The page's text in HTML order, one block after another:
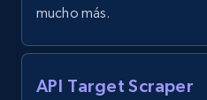
mucho más.
API Target Scraper